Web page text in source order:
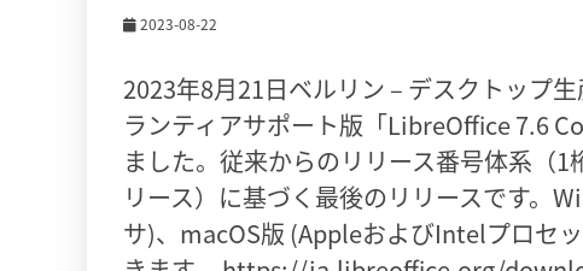
2023-08-22
2023年8月21日ベルリン – デスクトップ
ランティアサポート版「LibreOffice 7.6
ました。従来からのリリース番号体系（
リース）に基づく最後のリリースです。
サ)、macOS版 (AppleおよびIntelプロセ